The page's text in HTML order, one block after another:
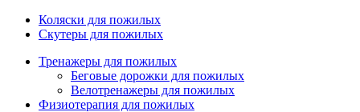
Коляски для пожилых
Скутеры для пожилых
Тренажеры для пожилых
Беговые дорожки для пожилых
Велотренажеры для пожилых
Физиотерапия для пожилых